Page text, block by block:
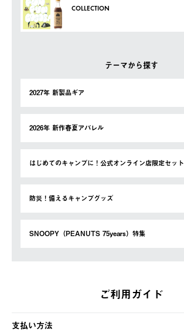
COLLECTION
テーマから探す
2027年 新製品ギア
2026年 新作春夏アパレル
はじめてのキャンプに！公式オンライン店限定セット
防災！備えるキャンプグッズ
SNOOPY（PEANUTS 75years）特集
ご利用ガイド
支払い方法